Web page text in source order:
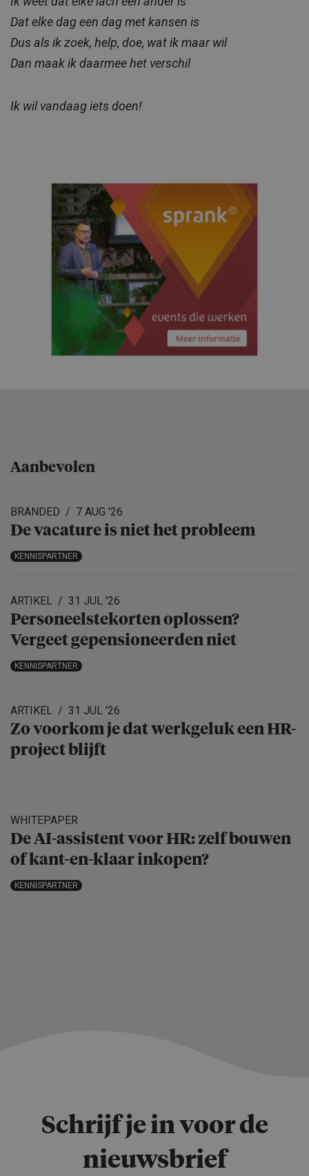
Dat elke dag een dag met kansen is
Dus als ik zoek, help, doe, wat ik maar wil
Dan maak ik daarmee het verschil
Ik wil vandaag iets doen!
Aanbevolen
BRANDED 7 AUG '26
De vacature is niet het probleem
KENNISPARTNER
ARTIKEL 31 JUL '26
Personeels­te­korten oplossen?
Vergeet gepensio­neerden niet
KENNISPARTNER
ARTIKEL 31 JUL '26
Zo voorkom je dat werkgeluk een HR-
project blijft
WHITEPAPER
De AI-assistent voor HR: zelf bouwen
of kant-en-klaar inkopen?
KENNISPARTNER
Schrijf je in voor de
nieuwsbrief